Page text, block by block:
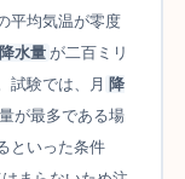
平均気温が零度
降水量 が二百ミリ
試験では、月 降
が最多である場
といった条件